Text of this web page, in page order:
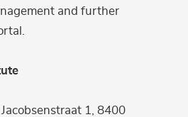
and further
1, 8400